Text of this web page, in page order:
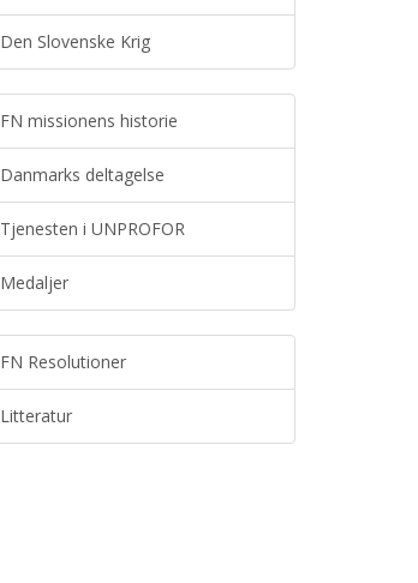
Den Slovenske Krig
FN missionens historie
Danmarks deltagelse
Tjenesten i UNPROFOR
Medaljer
FN Resolutioner
Litteratur